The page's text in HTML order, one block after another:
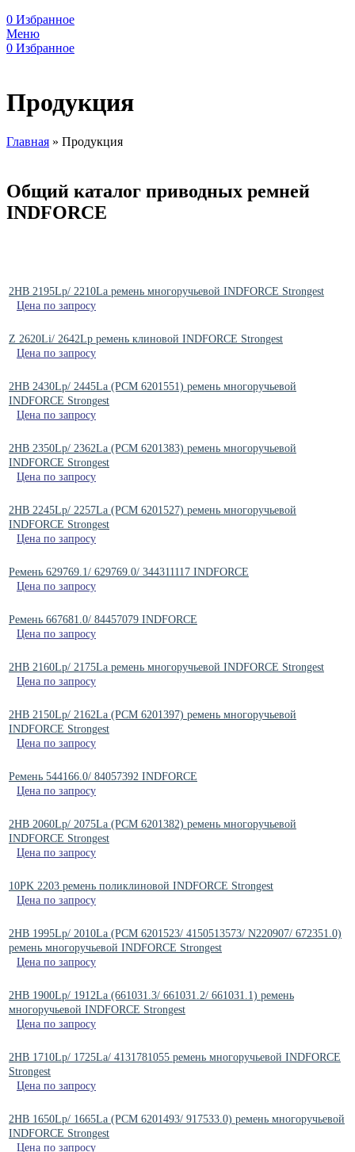
0 Избранное
Меню
0 Избранное
Продукция
Главная » Продукция
Общий каталог приводных ремней
INDFORCE
2HB 2195Lp/ 2210La ремень многоручьевой INDFORCE Strongest
Цена по запросу
Z 2620Li/ 2642Lp ремень клиновой INDFORCE Strongest
Цена по запросу
2HB 2430Lp/ 2445La (РСМ 6201551) ремень многоручьевой
INDFORCE Strongest
Цена по запросу
2HB 2350Lp/ 2362La (PCM 6201383) ремень многоручьевой
INDFORCE Strongest
Цена по запросу
2HB 2245Lp/ 2257La (PCM 6201527) ремень многоручьевой
INDFORCE Strongest
Цена по запросу
Ремень 629769.1/ 629769.0/ 344311117 INDFORCE
Цена по запросу
Ремень 667681.0/ 84457079 INDFORCE
Цена по запросу
2HB 2160Lp/ 2175La ремень многоручьевой INDFORCE Strongest
Цена по запросу
2HB 2150Lp/ 2162La (PCM 6201397) ремень многоручьевой
INDFORCE Strongest
Цена по запросу
Ремень 544166.0/ 84057392 INDFORCE
Цена по запросу
2HB 2060Lp/ 2075La (РСМ 6201382) ремень многоручьевой
INDFORCE Strongest
Цена по запросу
10PK 2203 ремень поликлиновой INDFORCE Strongest
Цена по запросу
2HB 1995Lp/ 2010La (РСМ 6201523/ 4150513573/ N220907/ 672351.0)
ремень многоручьевой INDFORCE Strongest
Цена по запросу
2HB 1900Lp/ 1912La (661031.3/ 661031.2/ 661031.1) ремень
многоручьевой INDFORCE Strongest
Цена по запросу
2HB 1710Lp/ 1725La/ 4131781055 ремень многоручьевой INDFORCE
Strongest
Цена по запросу
2HB 1650Lp/ 1665La (PCM 6201493/ 917533.0) ремень многоручьевой
INDFORCE Strongest
Цена по запросу